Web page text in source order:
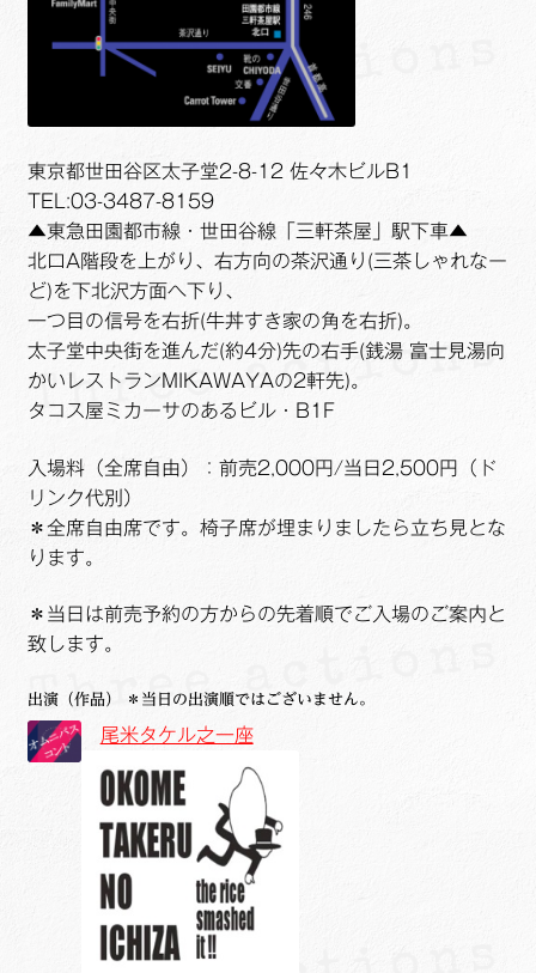
東京都世田谷区太子堂2-8-12 佐々木ビルB1
TEL:03-3487-8159
▲東急田園都市線・世田谷線「三軒茶屋」駅下車▲
北口A階段を上がり、右方向の茶沢通り(三茶しゃれなー
ど)を下北沢方面へ下り、
一つ目の信号を右折(牛丼すき家の角を右折)。
太子堂中央街を進んだ(約4分)先の右手(銭湯 富士見湯向
かいレストランMIKAWAYAの2軒先)。
タコス屋ミカーサのあるビル・B1F
入場料（全席自由）：前売2,000円/当日2,500円（ド
リンク代別）
＊全席自由席です。椅子席が埋まりましたら立ち見とな
ります。
＊当日は前売予約の方からの先着順でご入場のご案内と
致します。
出演（作品） ＊当日の出演順ではございません。
尾米タケル之一座